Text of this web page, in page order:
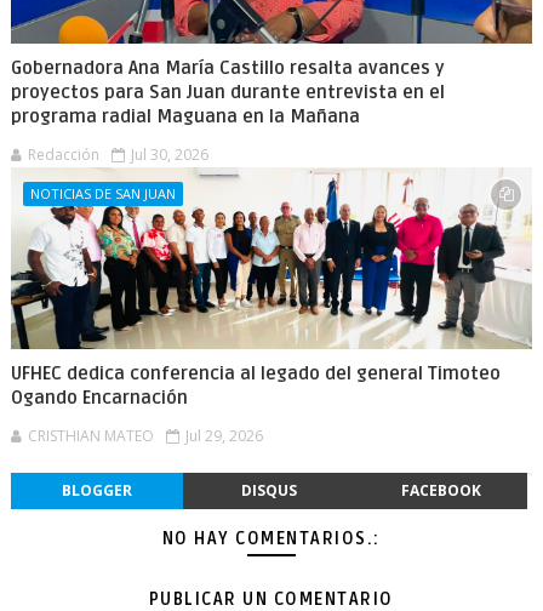
Gobernadora Ana María Castillo resalta avances y
proyectos para San Juan durante entrevista en el
programa radial Maguana en la Mañana
Redacción Jul 30, 2026
NOTICIAS DE SAN JUAN
UFHEC dedica conferencia al legado del general Timoteo
Ogando Encarnación
CRISTHIAN MATEO Jul 29, 2026
BLOGGER DISQUS FACEBOOK
NO HAY COMENTARIOS.:
PUBLICAR UN COMENTARIO